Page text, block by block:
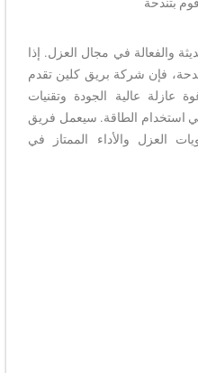
بتندحة
والفعالة في مجال العزل. إذا
فإن شركة بريق كلين تقدم
عازلة عالية الجودة وتقنيات
استخدام الطاقة. سيعمل فريق
العزل والأداء الممتاز في